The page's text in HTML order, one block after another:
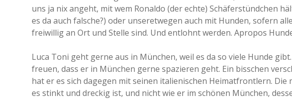
uns ja nix angeht, mit wem Ronaldo (der echte) Schäferstündchen
es da auch falsche?) oder unseretwegen auch mit Hunden, sofern
freiwillig an Ort und Stelle sind. Und entlohnt werden. Apropos
Luca Toni geht gerne aus in München, weil es da so viele Hunde
freuen, dass er in München gerne spazieren geht. Ein bisschen
hat er es sich dagegen mit seinen italienischen Heimatfrontlern.
es stinkt und dreckig ist, und nicht wie er im schönen München,